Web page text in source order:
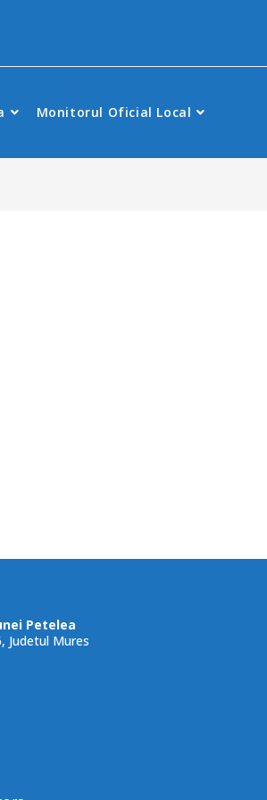
Monitorul Oficial Local
Petelea
Judetul Mures